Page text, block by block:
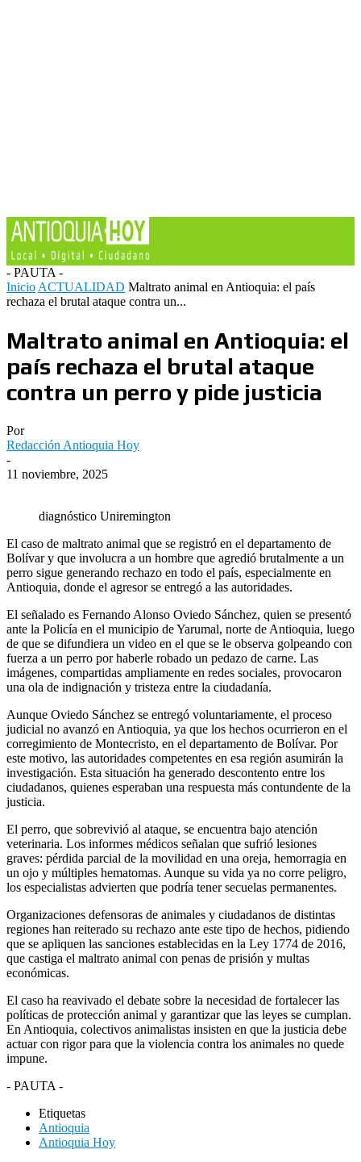
- PAUTA -
Inicio ACTUALIDAD Maltrato animal en Antioquia: el país
rechaza el brutal ataque contra un...
Maltrato animal en Antioquia: el
país rechaza el brutal ataque
contra un perro y pide justicia
Por
Redacción Antioquia Hoy
-
11 noviembre, 2025
diagnóstico Uniremington
El caso de maltrato animal que se registró en el departamento de
Bolívar y que involucra a un hombre que agredió brutalmente a un
perro sigue generando rechazo en todo el país, especialmente en
Antioquia, donde el agresor se entregó a las autoridades.
El señalado es Fernando Alonso Oviedo Sánchez, quien se presentó
ante la Policía en el municipio de Yarumal, norte de Antioquia, luego
de que se difundiera un video en el que se le observa golpeando con
fuerza a un perro por haberle robado un pedazo de carne. Las
imágenes, compartidas ampliamente en redes sociales, provocaron
una ola de indignación y tristeza entre la ciudadanía.
Aunque Oviedo Sánchez se entregó voluntariamente, el proceso
judicial no avanzó en Antioquia, ya que los hechos ocurrieron en el
corregimiento de Montecristo, en el departamento de Bolívar. Por
este motivo, las autoridades competentes en esa región asumirán la
investigación. Esta situación ha generado descontento entre los
ciudadanos, quienes esperaban una respuesta más contundente de la
justicia.
El perro, que sobrevivió al ataque, se encuentra bajo atención
veterinaria. Los informes médicos señalan que sufrió lesiones
graves: pérdida parcial de la movilidad en una oreja, hemorragia en
un ojo y múltiples hematomas. Aunque su vida ya no corre peligro,
los especialistas advierten que podría tener secuelas permanentes.
Organizaciones defensoras de animales y ciudadanos de distintas
regiones han reiterado su rechazo ante este tipo de hechos, pidiendo
que se apliquen las sanciones establecidas en la Ley 1774 de 2016,
que castiga el maltrato animal con penas de prisión y multas
económicas.
El caso ha reavivado el debate sobre la necesidad de fortalecer las
políticas de protección animal y garantizar que las leyes se cumplan.
En Antioquia, colectivos animalistas insisten en que la justicia debe
actuar con rigor para que la violencia contra los animales no quede
impune.
- PAUTA -
Etiquetas
Antioquia
Antioquia Hoy